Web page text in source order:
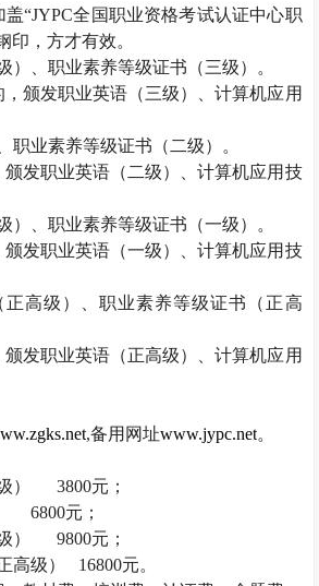
盖“JYPC全国职业资格考试认证中心职
印，方才有效。
）、职业素养等级证书（三级）。
颁发职业英语（三级）、计算机应用
职业素养等级证书（二级）。
发职业英语（二级）、计算机应用技
）、职业素养等级证书（一级）。
发职业英语（一级）、计算机应用技
正高级）、职业素养等级证书（正高
发职业英语（正高级）、计算机应用
,备用网址www.jypc.net。
） 3800元；
6800元；
） 9800元；
高级） 16800元。